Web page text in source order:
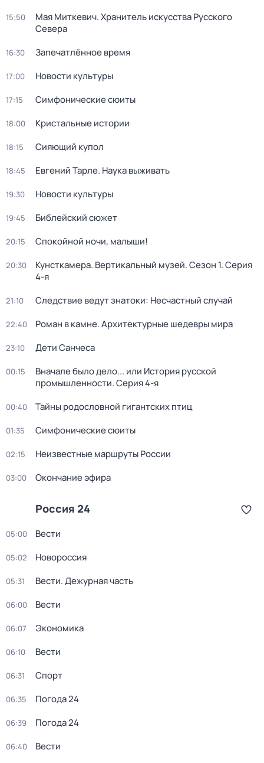
15:50
Мая Миткевич. Хранитель искусства Русского
Севера
16:30 Запечатлённое время
17:00 Новости культуры
17:15 Симфонические сюиты
18:00 Кристальные истории
18:15 Сияющий купол
18:45 Евгений Тарле. Наука выживать
19:30 Новости культуры
19:45 Библейский сюжет
20:15 Спокойной ночи, малыши!
20:30 Кунсткамера. Вертикальный музей. Сезон 1. Серия
4-я
21:10 Следствие ведут знатоки: Несчастный случай
22:40 Роман в камне. Архитектурные шедевры мира
23:10 Дети Санчеса
00:15
Вначале было дело... или История русской
промышленности. Серия 4-я
00:40 Тайны родословной гигантских птиц
01:35 Симфонические сюиты
02:15 Неизвестные маршруты России
03:00 Окончание эфира
Россия 24
05:00 Вести
05:02 Новороссия
05:31 Вести. Дежурная часть
06:00 Вести
06:07 Экономика
06:10 Вести
06:31 Спорт
06:35 Погода 24
06:39 Погода 24
06:40 Вести